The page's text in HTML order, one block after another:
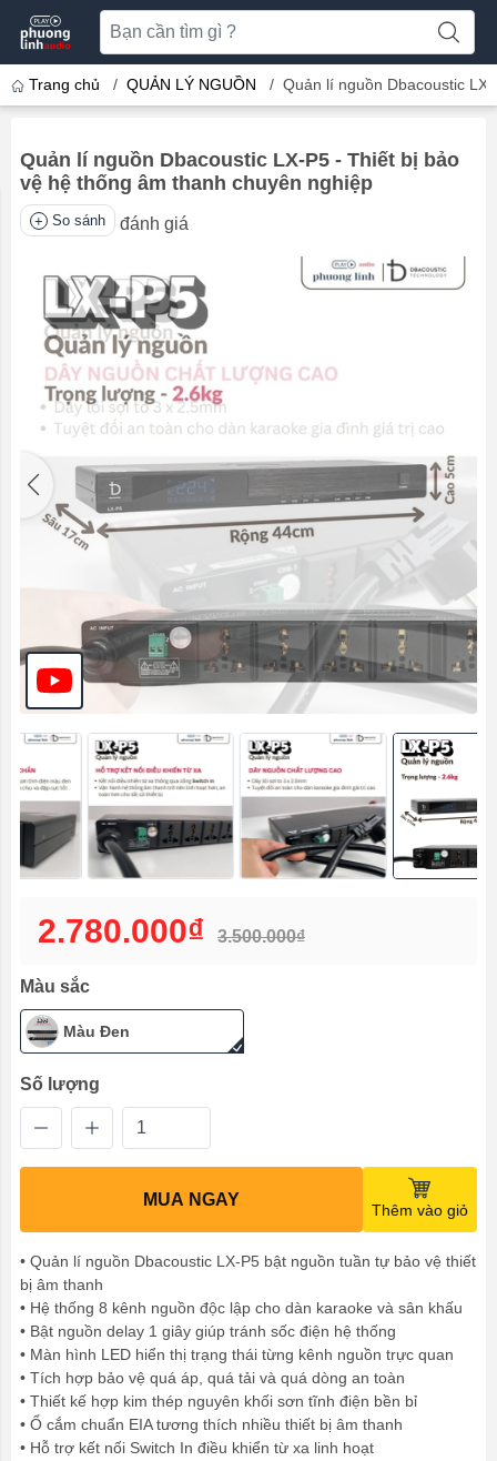
Trang chủ / QUẢN LÝ NGUỒN / Quản lí nguồn Dbacoustic
Quản lí nguồn Dbacoustic LX-P5 - Thiết bị bảo
vệ hệ thống âm thanh chuyên nghiệp
So sánh đánh giá
2.780.000₫ 3.500.000₫
Màu sắc
Màu Đen
Số lượng
MUA NGAY
Thêm vào giỏ
• Quản lí nguồn Dbacoustic LX-P5 bật nguồn tuần tự bảo vệ thiết
bị âm thanh
• Hệ thống 8 kênh nguồn độc lập cho dàn karaoke và sân khấu
• Bật nguồn delay 1 giây giúp tránh sốc điện hệ thống
• Màn hình LED hiển thị trạng thái từng kênh nguồn trực quan
• Tích hợp bảo vệ quá áp, quá tải và quá dòng an toàn
• Thiết kế hợp kim thép nguyên khối sơn tĩnh điện bền bỉ
• Ổ cắm chuẩn EIA tương thích nhiều thiết bị âm thanh
• Hỗ trợ kết nối Switch In điều khiển từ xa linh hoạt